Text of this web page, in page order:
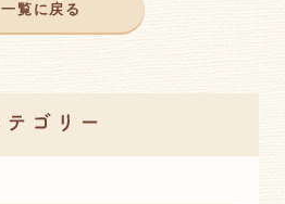
一覧に戻る